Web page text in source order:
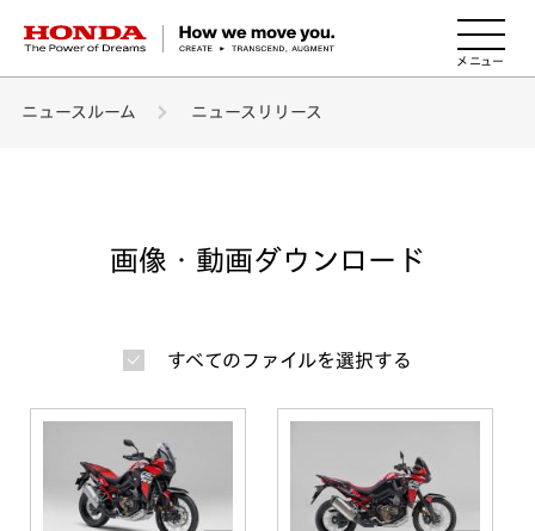
HONDA The Power of Dreams
ニュースルーム ニュースリリース
画像・動画ダウンロード
すべてのファイルを選択する